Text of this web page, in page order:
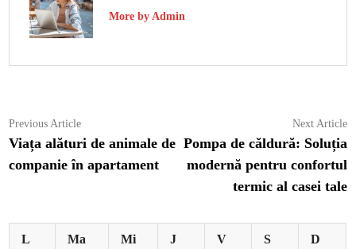
More by Admin
Navigare
în
articole
Previous ArticlePrevious
article:
Viața alături de animale de
companie în apartament
Next Article
Pompa de căldură: Soluția
modernă pentru confortul
termic al casei tale
L Ma Mi J V S D